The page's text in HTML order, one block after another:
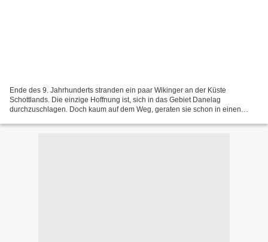
Ende des 9. Jahrhunderts stranden ein paar Wikinger an der Küste
Schottlands. Die einzige Hoffnung ist, sich in das Gebiet Danelag
durchzuschlagen. Doch kaum auf dem Weg, geraten sie schon in einen